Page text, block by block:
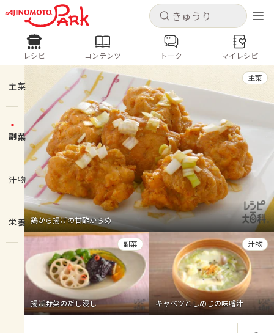
キャンセル
ログインするとレシピを保存できます
ログイン 新規登録
ホーム
コンテンツ
レシピ
トーク
よくあるお問い合わせ
お買い物
キャンセル
レシピ コンテンツ
人気の食材・レシピ
きゅうり なす トマト
とうもろこし
ピーマン
みょうが ゴーヤ
レシピ コンテンツ トーク マイレシピ
主菜
副菜
汁物
栄養 鶏から揚げの甘酢からめ
主菜
揚げ野菜のだし浸し
副菜
キャベツとしめじの味噌汁
汁物